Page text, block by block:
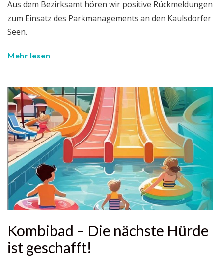
Aus dem Bezirksamt hören wir positive Rückmeldungen
zum Einsatz des Parkmanagements an den Kaulsdorfer
Seen.
Mehr lesen
Kombibad – Die nächste Hürde
ist geschafft!